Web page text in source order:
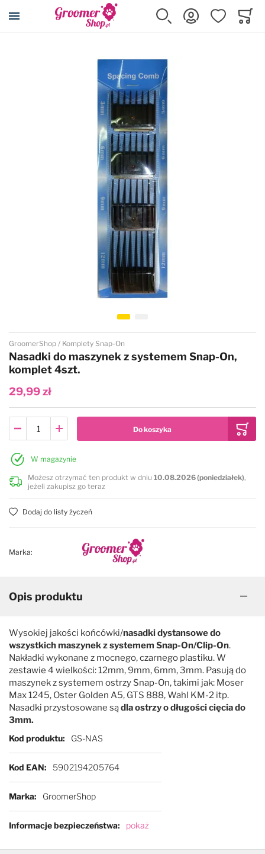
Przejdź na stronę główną
Szukaj Zaloguj sięUlubione
Przejdź na koniec galerii
Przejdź na początek galerii
GroomerShop Komplety Snap-On
Nasadki do maszynek z systemem Snap-On,
komplet 4szt.
29,99 zł
W magazynie
Możesz otrzymać ten produkt w dniu10.08.2026 (poniedziałek),
jeżeli zakupisz go teraz
Dodaj do listy życzeń
Marka:
Opis produktu
Wysokiej jakości końcówki/nasadki dystansowe do
wszystkich maszynek z systemem Snap-On/Clip-On.
Nakładki wykonane z mocnego, czarnego plastiku. W
zestawie 4 wielkości: 12mm, 9mm, 6mm, 3mm. Pasują do
maszynek z systemem ostrzy Snap-On, takimi jak: Moser
Max 1245, Oster Golden A5, GTS 888, Wahl KM-2 itp.
Nasadki przystosowane sądla ostrzy o długości cięcia do
3mm.
Więcej informacji
Kod produktu GS-NAS
Kod EAN 5902194205764
Marka GroomerShop
Informacje bezpieczeństwa pokaż